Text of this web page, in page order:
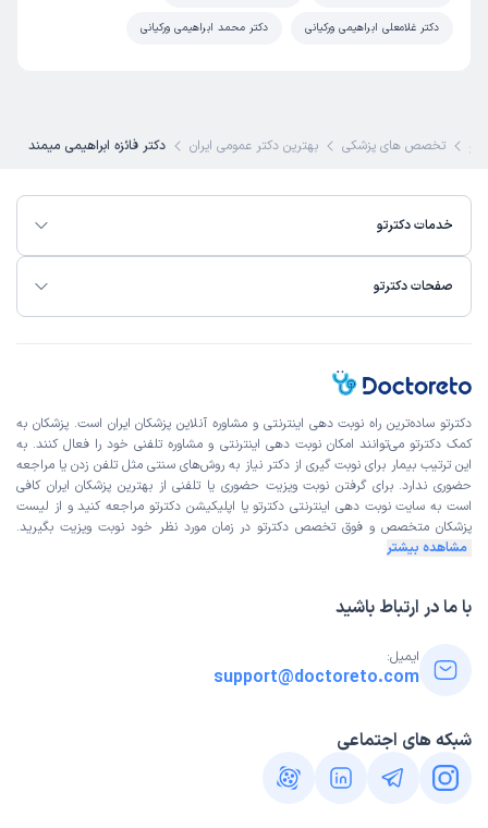
دکتر غلامعلی ابراهیمی ورکیانی دکتر محمد ابراهیمی ورکیانی
تخصص های پزشکی بهترین دکتر عمومی ایران دکتر فائزه ابراهیمی میمند
خدمات دکترتو
صفحات دکترتو
دکترتو ساده‌ترین راه نوبت‌ دهی اینترنتی و مشاوره آنلاین پزشکان ایران است. پزشکان به
کمک دکترتو می‌توانند امکان نوبت دهی اینترنتی و مشاوره تلفنی خود را فعال کنند. به
این ترتیب بیمار برای نوبت گیری از دکتر نیاز به روش‌های سنتی مثل تلفن زدن یا مراجعه
حضوری ندارد. برای گرفتن نوبت ویزیت حضوری یا تلفنی از بهترین پزشکان ایران کافی
است به سایت نوبت دهی اینترنتی دکترتو یا اپلیکیشن دکترتو مراجعه کنید و از لیست
پزشکان متخصص و فوق تخصص دکترتو در زمان مورد نظر خود نوبت ویزیت بگیرید.
مشاهده بیشتر
با ما در ارتباط باشید
ایمیل:
support@doctoreto.com
شبکه های اجتماعی